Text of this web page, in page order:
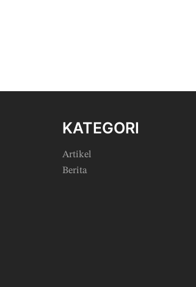
KATEGORI
Artikel
Berita